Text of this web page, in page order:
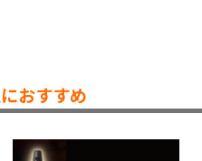
おすすめ